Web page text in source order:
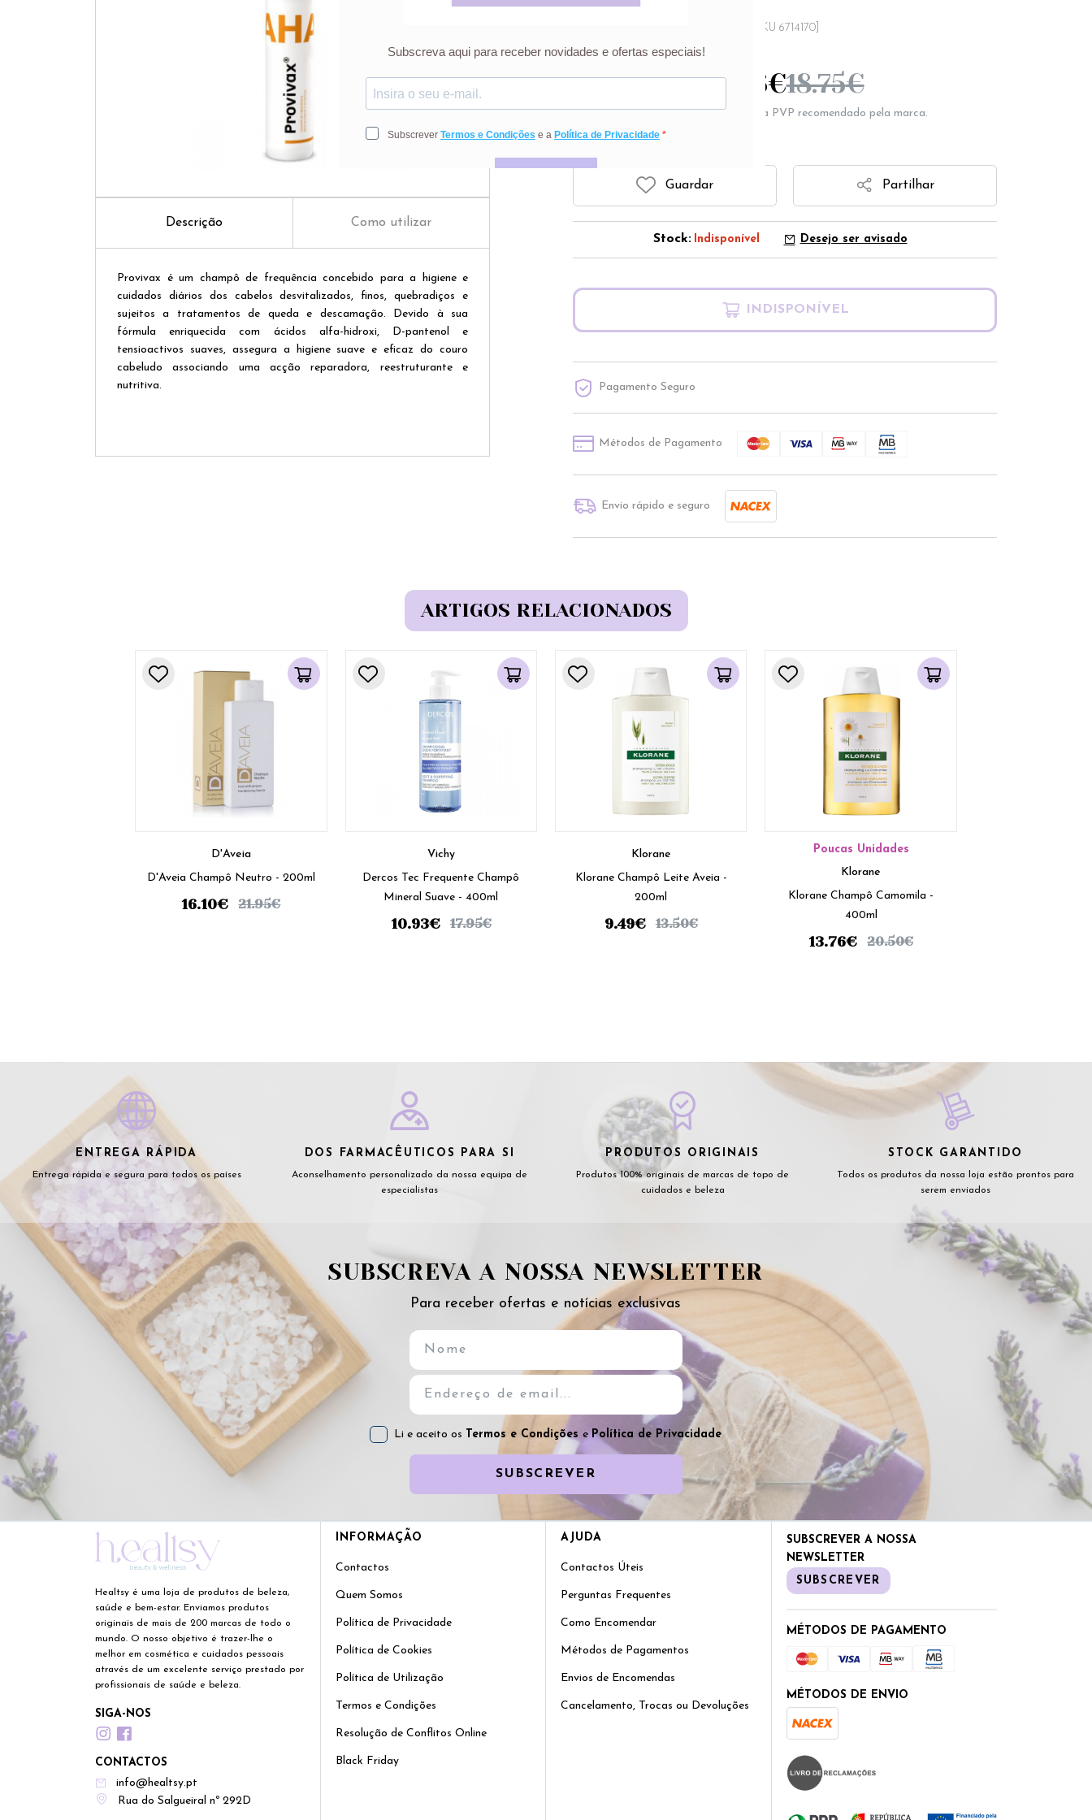
Descrição Como utilizar
Provivax é um champô de frequência concebido para a higiene e
cuidados diários dos cabelos desvitalizados, finos, quebradiços e
sujeitos a tratamentos de queda e descamação. Devido à sua
fórmula enriquecida com ácidos alfa-hidroxi, D-pantenol e
tensioactivos suaves, assegura a higiene suave e eficaz do couro
cabeludo associando uma acção reparadora, reestruturante e
nutritiva.
[SKU 6714170]
14.56€18.75€
Preço riscado representa PVP recomendado pela marca.
Guardar Partilhar
Stock: Indisponível Desejo ser avisado
INDISPONÍVEL
Pagamento Seguro
Métodos de Pagamento
Envio rápido e seguro
ARTIGOS RELACIONADOS
D'Aveia
D'Aveia Champô Neutro - 200ml
16.10€ 21.95€
Vichy
Dercos Tec Frequente Champô
Mineral Suave - 400ml
10.93€ 17.95€
Klorane
Klorane Champô Leite Aveia -
200ml
9.49€ 13.50€
Poucas Unidades
Klorane
Klorane Champô Camomila -
400ml
13.76€ 20.50€
ENTREGA RÁPIDA
Entrega rápida e segura para todos os países
DOS FARMACÊUTICOS PARA SI
Aconselhamento personalizado da nossa equipa de
especialistas
PRODUTOS ORIGINAIS
Produtos 100% originais de marcas de topo de
cuidados e beleza
STOCK GARANTIDO
Todos os produtos da nossa loja estão prontos para
serem enviados
SUBSCREVA A NOSSA NEWSLETTER
Para receber ofertas e notícias exclusivas
Li e aceito os Termos e CondiçõesePolítica de Privacidade
SUBSCREVER
Healtsy é uma loja de produtos de beleza,
saúde e bem-estar. Enviamos produtos
originais de mais de 200 marcas de todo o
mundo. O nosso objetivo é trazer-lhe o
melhor em cosmética e cuidados pessoais
através de um excelente serviço prestado por
profissionais de saúde e beleza.
SIGA-NOS
CONTACTOS
info@healtsy.pt
Rua do Salgueiral nº 292D
INFORMAÇÃO
Contactos
Quem Somos
Política de Privacidade
Política de Cookies
Política de Utilização
Termos e Condições
Resolução de Conflitos Online
Black Friday
AJUDA
Contactos Úteis
Perguntas Frequentes
Como Encomendar
Métodos de Pagamentos
Envios de Encomendas
Cancelamento, Trocas ou Devoluções
SUBSCREVER A NOSSA
NEWSLETTER
SUBSCREVER
MÉTODOS DE PAGAMENTO
MÉTODOS DE ENVIO